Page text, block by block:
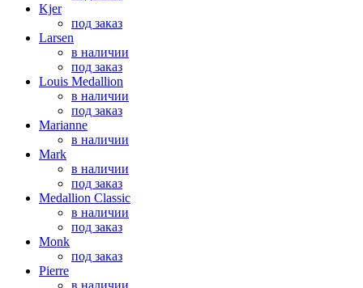
Kjer
под заказ
Larsen
в наличии
под заказ
Louis Medallion
в наличии
под заказ
Marianne
в наличии
Mark
в наличии
под заказ
Medallion Classic
в наличии
под заказ
Monk
под заказ
Pierre
в наличии